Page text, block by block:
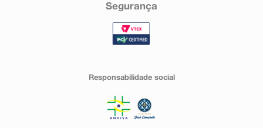
Segurança
Responsabilidade social